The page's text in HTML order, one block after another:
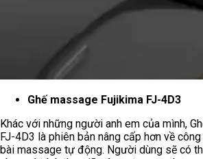
Ghế massage Fujikima FJ-4D3
Khác với những người anh em của mình,
FJ-4D3 là phiên bản nâng cấp hơn về
bài massage tự động. Người dùng sẽ có